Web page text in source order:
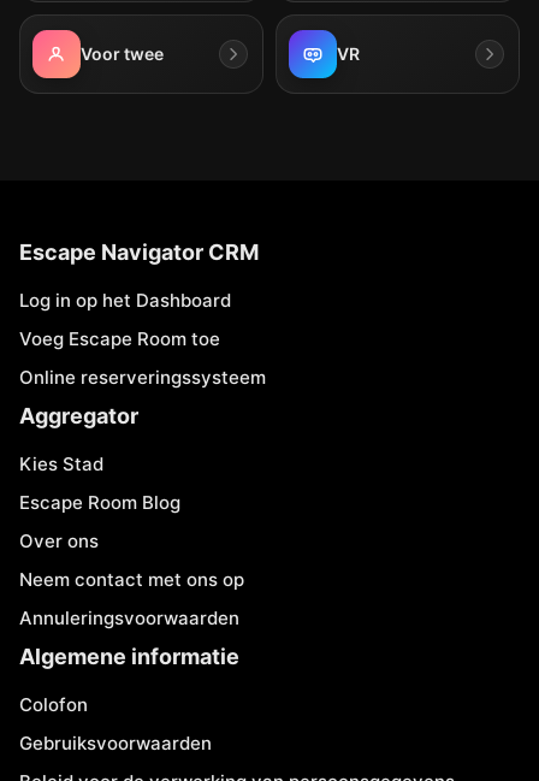
Voor twee VR
Escape Navigator CRM
Log in op het Dashboard
Voeg Escape Room toe
Online reserveringssysteem
Aggregator
Kies Stad
Escape Room Blog
Over ons
Neem contact met ons op
Annuleringsvoorwaarden
Algemene informatie
Colofon
Gebruiksvoorwaarden